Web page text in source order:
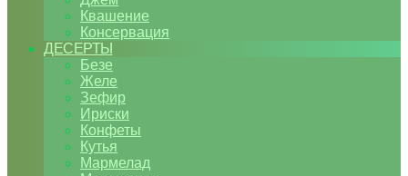
Квашение
Консервация
ДЕСЕРТЫ
Безе
Желе
Зефир
Ириски
Конфеты
Кутья
Мармелад